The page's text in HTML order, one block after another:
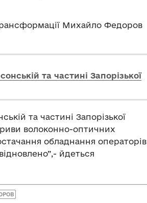
Михайло Федоров
та частині Запорізької
та частині Запорізької
волоконно-оптичних
обладнання операторів
йдеться